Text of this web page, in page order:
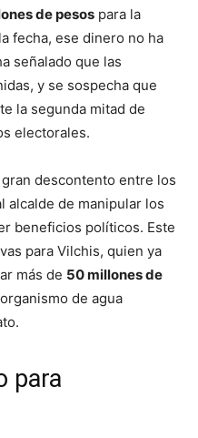
de pesos para la
fecha, ese dinero no ha
señalado que las
y se sospecha que
la segunda mitad de
electorales.
descontento entre los
alcalde de manipular los
beneficios políticos. Este
para Vilchis, quien ya
más de 50 millones de
de agua
para